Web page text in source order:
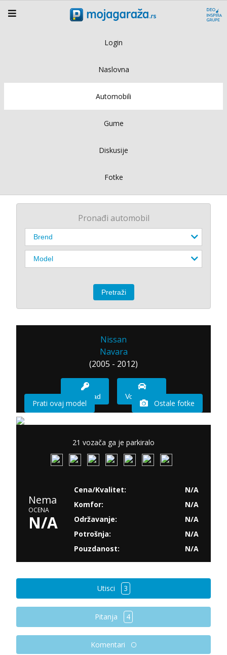
Login
Naslovna
Automobili
Gume
Diskusije
Fotke
Pronađi automobil
Nissan
Navara
(2005 - 2012)
Imam sad Vozio sam
Prati ovaj model Ostale fotke
21 vozača ga je parkiralo
Nema
OCENA
N/A
Cena/Kvalitet:
N/A
Komfor:
N/A
Održavanje:
N/A
Potrošnja:
N/A
Pouzdanost:
N/A
Utisci 3
Pitanja 4
Komentari